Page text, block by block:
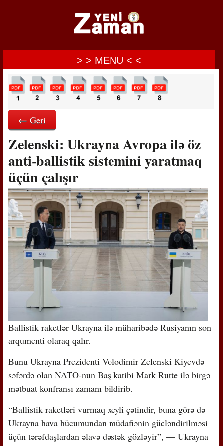
> > MENU < <
← Geri
Zelenski: Ukrayna Avropa ilə öz
anti-ballistik sistemini yaratmaq
üçün çalışır
Ballistik raketlər Ukrayna ilə müharibədə Rusiyanın son
arqumenti olaraq qalır.
Bunu Ukrayna Prezidenti Volodimir Zelenski Kiyevdə
səfərdə olan NATO-nun Baş katibi Mark Rutte ilə birgə
mətbuat konfransı zamanı bildirib.
“Ballistik raketləri vurmaq xeyli çətindir, buna görə də
Ukrayna hava hücumundan müdafiənin gücləndirilməsi
üçün tərəfdaşlardan əlavə dəstək gözləyir”, — Ukrayna